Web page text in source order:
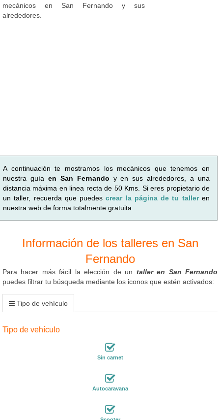
mecánicos en San Fernando y sus
alrededores.
A continuación te mostramos los mecánicos que tenemos en
nuestra guía en San Fernando y en sus alrededores, a una
distancia máxima en linea recta de 50 Kms. Si eres propietario de
un taller, recuerda que puedescrear la página de tu talleren
nuestra web de forma totalmente gratuita.
Información de los talleres en San
Fernando
Para hacer más fácil la elección de un taller en San Fernando
puedes filtrar tu búsqueda mediante los iconos que estén activados:
Tipo de vehículo
Tipo de vehículo
Sin carnet
Autocaravana